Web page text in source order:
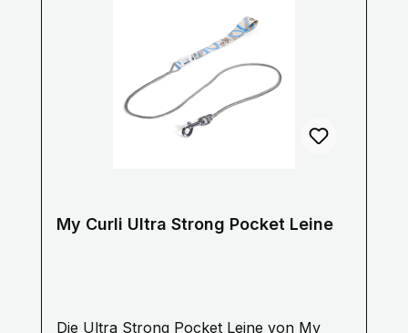
My Curli Ultra Strong Pocket Leine
Die Ultra Strong Pocket Leine von My